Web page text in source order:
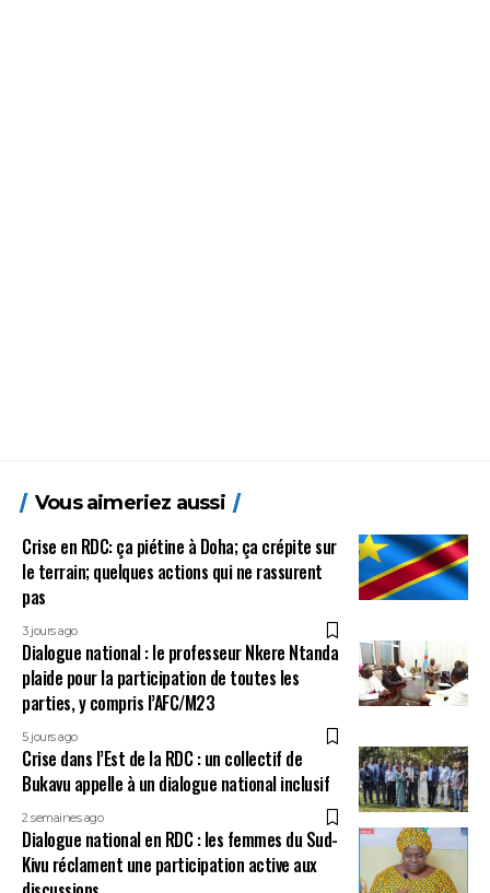
Vous aimeriez aussi
Crise en RDC: ça piétine à Doha; ça crépite sur
le terrain; quelques actions qui ne rassurent
pas
3 jours ago
Dialogue national : le professeur Nkere Ntanda
plaide pour la participation de toutes les
parties, y compris l’AFC/M23
5 jours ago
Crise dans l’Est de la RDC : un collectif de
Bukavu appelle à un dialogue national inclusif
2 semaines ago
Dialogue national en RDC : les femmes du Sud-
Kivu réclament une participation active aux